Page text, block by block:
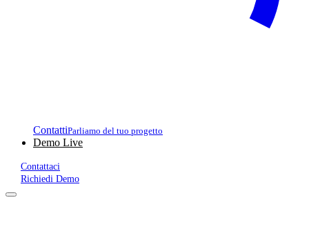
ContattiParliamo del tuo progetto
Demo Live
Contattaci
Richiedi Demo